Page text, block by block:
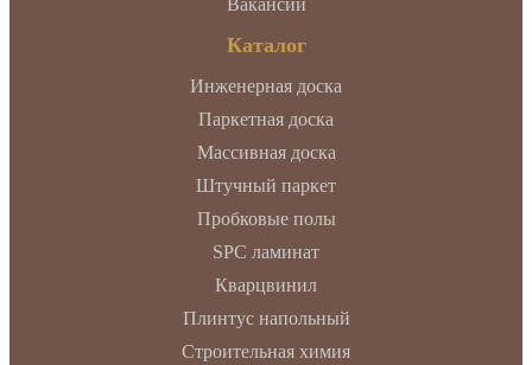
Вакансии
Каталог
Инженерная доска
Паркетная доска
Массивная доска
Штучный паркет
Пробковые полы
SPC ламинат
Кварцвинил
Плинтус напольный
Строительная химия